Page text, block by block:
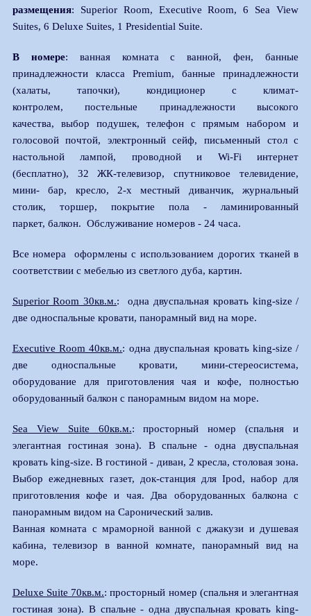
размещения: Superior Room, Executive Room, 6 Sea View
Suites, 6 Deluxe Suites, 1 Presidential Suite.
В номере: ванная комната c ванной, фен, банные
принадлежности класса Premium, банные принадлежности
(халаты, тапочки), кондиционер с климат-
контролем, постельные принадлежности высокого
качества, выбор подушек, телефон с прямым набором и
голосовой почтой, электронный сейф, письменный стол с
настольной лампой, проводной и Wi-Fi интернет
(бесплатно), 32 ЖК-телевизор, спутниковое телевидение,
мини- бар, кресло, 2-х местный диванчик, журнальный
столик, торшер, покрытие пола - ламинированный
паркет, балкон. Обслуживание номеров - 24 часа.
Все номера оформлены с использованием дорогих тканей в
соответствии с мебелью из светлого дуба, картин.
Superior Room 30кв.м.: одна двуспальная кровать king-size /
две односпальные кровати, панорамный вид на море.
Executive Room 40кв.м.: одна двуспальная кровать king-size /
две односпальные кровати, мини-стереосистема,
оборудование для приготовления чая и кофе, полностью
оборудованный балкон с панорамным видом на море.
Sea View Suite 60кв.м.: просторный номер (спальня и
элегантная гостиная зона). В спальне - одна двуспальная
кровать king-size. В гостиной - диван, 2 кресла, столовая зона.
Выбор ежедневных газет, док-станция для Ipod, набор для
приготовления кофе и чая. Два оборудованных балкона с
панорамным видом на Саронический залив.
Ванная комната с мраморной ванной с джакузи и душевая
кабина, телевизор в ванной комнате, панорамный вид на
море.
Deluxe Suite 70кв.м.: просторный номер (спальня и элегантная
гостиная зона). В спальне - одна двуспальная кровать king-